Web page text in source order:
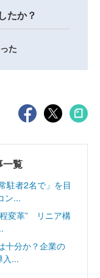
たか？
た
覧
駐者2名で」を目
ン...
変革” リニア構
十分か？企業の
入...